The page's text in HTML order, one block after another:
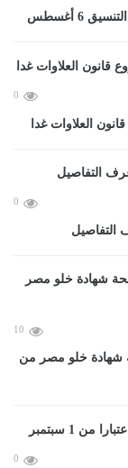
0
العلاوات غدا
0
التفاصيل
10
شهادة خلو مصر من
0